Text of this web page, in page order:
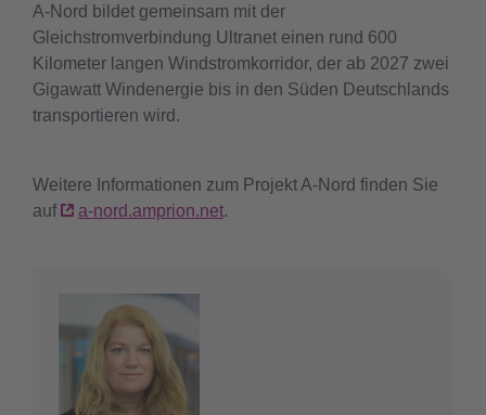
A-Nord bildet gemeinsam mit der
Gleichstromverbindung Ultranet einen rund 600
Kilometer langen Windstromkorridor, der ab 2027 zwei
Gigawatt Windenergie bis in den Süden Deutschlands
transportieren wird.
Weitere Informationen zum Projekt A-Nord finden Sie
auf
a-nord.amprion.net.